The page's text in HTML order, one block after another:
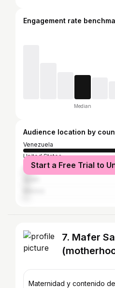
Engagement rate
Median
Audience location by
Venezuela
United States
Colombia
Start a Free Trial to
7. Mafer
Maternidad y contenido de